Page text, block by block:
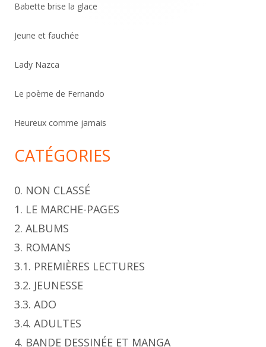
c
e
Babette brise la glace
Jeune et fauchée
Lady Nazca
Le poème de Fernando
Heureux comme jamais
CATÉGORIES
0. NON CLASSÉ
1. LE MARCHE-PAGES
2. ALBUMS
3. ROMANS
3.1. PREMIÈRES LECTURES
3.2. JEUNESSE
3.3. ADO
3.4. ADULTES
4. BANDE DESSINÉE ET MANGA